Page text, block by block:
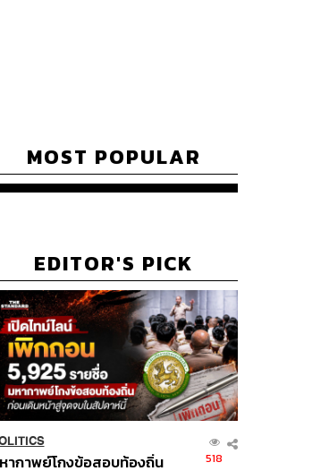
MOST POPULAR
EDITOR'S PICK
ากาพย์โกงข้อสอบท้องถิ่น
518